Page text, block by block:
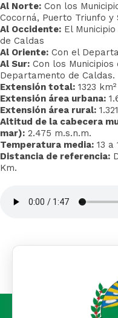
Al Norte: Con los
Cocorná, Puerto Triunfo y
Al Occidente: El
de Caldas
Al Oriente: Con el
Al Sur: Con los
Departamento de Caldas.
Extensión total: 1323 km²
Extensión área urbana:
Extensión área rural:
Altitud de la cabecera
mar): 2.475 m.s.n.m.
Temperatura media: 13 a
Distancia de referencia:
Km.